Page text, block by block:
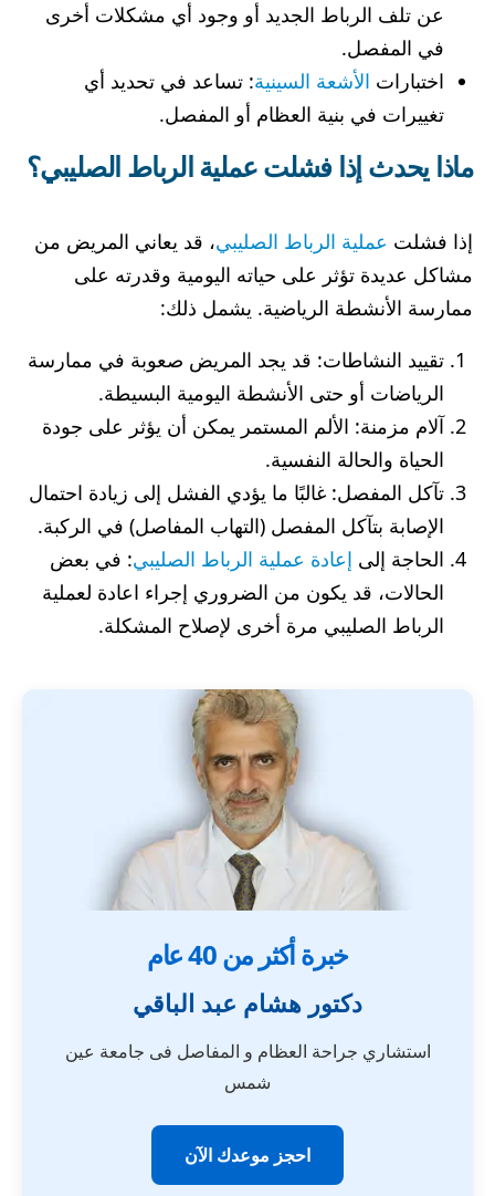
عن تلف الرباط الجديد أو وجود أي مشكلات أخرى
في المفصل.
اختبارات الأشعة السينية: تساعد في تحديد أي
تغييرات في بنية العظام أو المفصل.
ماذا يحدث إذا فشلت عملية الرباط الصليبي؟
إذا فشلت عملية الرباط الصليبي، قد يعاني المريض من
مشاكل عديدة تؤثر على حياته اليومية وقدرته على
ممارسة الأنشطة الرياضية. يشمل ذلك:
تقييد النشاطات: قد يجد المريض صعوبة في ممارسة
الرياضات أو حتى الأنشطة اليومية البسيطة.
آلام مزمنة: الألم المستمر يمكن أن يؤثر على جودة
الحياة والحالة النفسية.
تآكل المفصل: غالبًا ما يؤدي الفشل إلى زيادة احتمال
الإصابة بتآكل المفصل (التهاب المفاصل) في الركبة.
الحاجة إلى إعادة عملية الرباط الصليبي: في بعض
الحالات، قد يكون من الضروري إجراء اعادة لعملية
الرباط الصليبي مرة أخرى لإصلاح المشكلة.
خبرة أكثر من 40 عام
دكتور هشام عبد الباقي
استشاري جراحة العظام و المفاصل فى جامعة عين
شمس
احجز موعدك الآن